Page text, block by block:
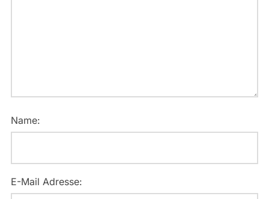
Name:
E-Mail Adresse: